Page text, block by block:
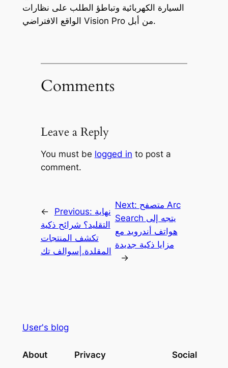
السيارة الكهربائية وتباطؤ الطلب على نظارات
الواقع الافتراضي Vision Pro من أبل.
Comments
Leave a Reply
You must be logged in to post a
comment.
← Previous: نهاية
التقليد؟ شرائح ذكية
تكشف المنتجات
المقلدة.|سوالف تك
Next: متصفح Arc
Search يتجه إلى
هواتف أندرويد مع
مزايا ذكية جديدة
→
User's blog
About Privacy Social